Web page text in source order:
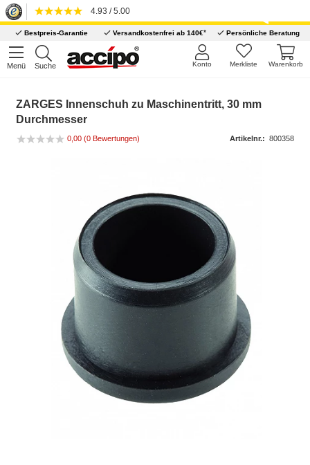
4.93 / 5.00
Bestpreis-Garantie Versandkostenfrei ab 140€* Persönliche Beratung
Menü Suche Warenkorb
Merkliste
Konto
ZARGES Innenschuh zu Maschinentritt, 30 mm
Durchmesser
0,00 (0 Bewertungen) Artikelnr.: 800358